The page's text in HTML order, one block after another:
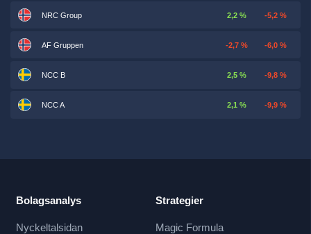
NRC Group 2,2 % -5,2 %
AF Gruppen -2,7 % -6,0 %
NCC B 2,5 % -9,8 %
NCC A 2,1 % -9,9 %
Bolagsanalys
Nyckeltalsidan
Strategier
Magic Formula